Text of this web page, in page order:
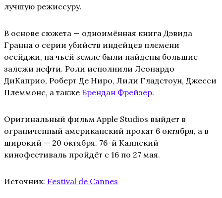
лучшую режиссуру.
В основе сюжета — одноимённая книга Дэвида
Гранна о серии убийств индейцев племени
осейджи, на чьей земле были найдены большие
залежи нефти. Роли исполнили Леонардо
ДиКаприо, Роберт Де Ниро, Лили Гладстоун, Джесси
Племмонс, а также Брендан Фрейзер.
Оригинальный фильм Apple Studios выйдет в
ограниченный американский прокат 6 октября, а в
широкий — 20 октября. 76-й Каннский
кинофестиваль пройдёт с 16 по 27 мая.
Источник: Festival de Cannes